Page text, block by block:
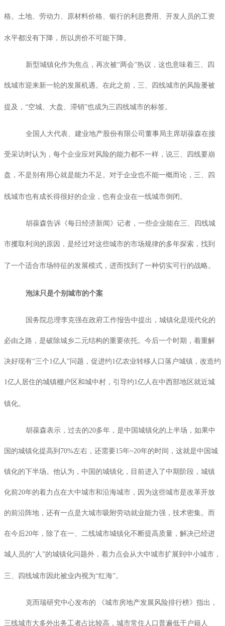
格。土地、劳动力、原材料价格、银行的利息费用、开发人员的工资
水平都没有下降，所以房价不可能下降。
新型城镇化作为焦点，再次被“两会”热议，这也意味着三、四
线城市迎来新一轮的发展机遇。在此之前，三、四线城市的风险屡被
提及，“空城、大盘、滞销”也成为三四线城市的标签。
全国人大代表、建业地产股份有限公司董事局主席胡葆森在接
受采访时认为，每个企业应对风险的能力都不一样，说三、四线要崩
盘，不是别有用心就是能力不足。对于企业也不能一概而论，三、四
线城市也有成长得很好的企业，也有企业在一线城市倒闭。
胡葆森告诉《每日经济新闻》记者，一些企业能在三、四线城
市攫取利润的原因，是经过对这些城市的市场规律的多年探索，找到
了一个适合市场特征的发展模式，进而找到了一种切实可行的战略。
泡沫只是个别城市的个案
国务院总理李克强在政府工作报告中提出，城镇化是现代化的
必由之路，是破除城乡二元结构的重要依托。今后一个时期，着重解
决好现有“三个1 亿人”问题，促进约1 亿农业转移人口落户城镇，改造约
1 亿人居住的城镇棚户区和城中村，引导约1 亿人在中西部地区就近城
镇化。
胡葆森表示，过去的20多年，是中国城镇化的上半场，如果中
国的城镇化提高到 70%左右，还需要15年~20年的时间，这就是中国城
镇化的下半场。他认为，中国的城镇化，目前进入了中期阶段，城镇
化前20年的着力点在大中城市和沿海城市，因为这些城市是改革开放
的前沿阵地，还有一点是大城市吸附劳动就业能力强，技术密集。而
在今后20年，除了在一、二线城市城镇化不断提高质量，解决已经进
城人员的“人”的城镇化问题外，着力点会从大中城市扩展到中小城市，
三、四线城市因此被业内视为“红海”。
克而瑞研究中心发布的 《城市房地产发展风险排行榜》指出，
三线城市大多外出务工者占比较高，城市常住人口普遍低于户籍人